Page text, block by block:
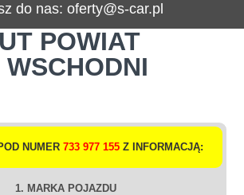
do nas: oferty@s-car.pl
POWIAT
NUMER 733 977 155Z INFORMACJĄ:
1. MARKA POJAZDU